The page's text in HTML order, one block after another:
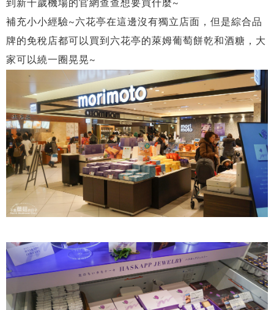
到新千歲機場的官網查查想要買什麼~
補充小小經驗~六花亭在這邊沒有獨立店面，但是綜合品
牌的免稅店都可以買到六花亭的萊姆葡萄餅乾和酒糖，大
家可以繞一圈晃晃~